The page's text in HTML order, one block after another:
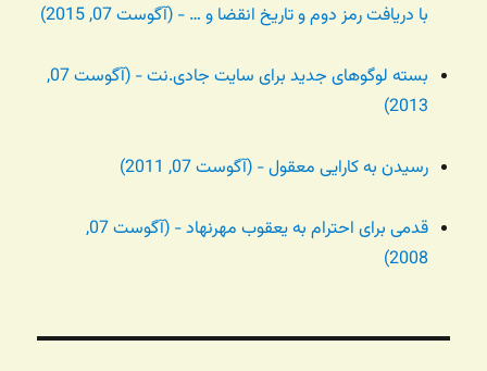
با دریافت رمز دوم و تاریخ انقضا و … - (آگوست 07, 2015)
بسته لوگوهای جدید برای سایت جادی.نت - (آگوست 07,
2013)
رسیدن به کارایی معقول - (آگوست 07, 2011)
قدمی برای احترام به یعقوب مهرنهاد - (آگوست 07,
2008)